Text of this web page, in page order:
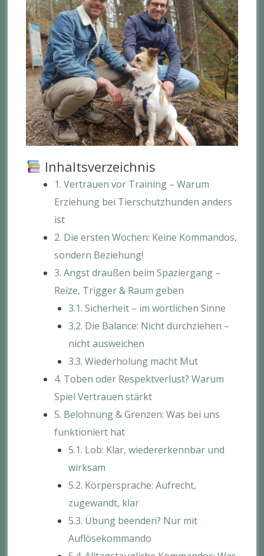
Inhaltsverzeichnis
1. Vertrauen vor Training – Warum
Erziehung bei Tierschutzhunden anders
ist
2. Die ersten Wochen: Keine Kommandos,
sondern Beziehung!
3. Angst draußen beim Spaziergang –
Reize, Trigger & Raum geben
3.1. Sicherheit – im wörtlichen Sinne
3.2. Die Balance: Nicht durchziehen –
nicht ausweichen
3.3. Wiederholung macht Mut
4. Toben oder Respektverlust? Warum
Spiel Vertrauen stärkt
5. Belohnung & Grenzen: Was bei uns
funktioniert hat
5.1. Lob: Klar, wiedererkennbar und
wirksam
5.2. Körpersprache: Aufrecht,
zugewandt, klar
5.3. Übung beenden? Nur mit
Auflösekommando